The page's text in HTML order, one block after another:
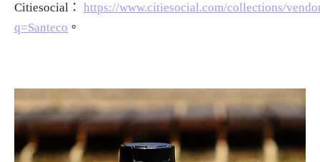
Citiesocial： https://www.citiesocial.com/collections/
q=Santeco 。